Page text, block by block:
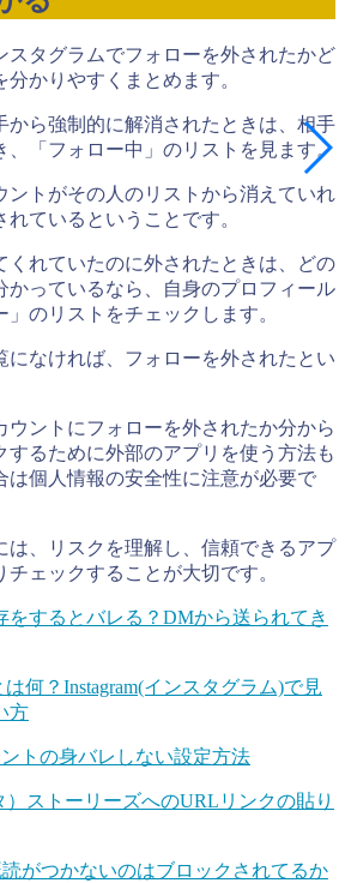
スタグラムでフォローを外されたかど
かりやすくまとめます。
から強制的に解消されたときは、相手
、「フォロー中」のリストを見ます。
ントがその人のリストから消えていれ
ているということです。
くれていたのに外されたときは、どの
かっているなら、自身のプロフィール
のリストをチェックします。
になければ、フォローを外されたとい
ウントにフォローを外されたか分から
するために外部のアプリを使う方法も
は個人情報の安全性に注意が必要で
は、リスクを理解し、信頼できるアプ
ェックすることが大切です。
をするとバレる？DMから送られてき
は何？Instagram(インスタグラム)で見
方
トの身バレしない設定方法
）ストーリーズへのURLリンクの貼り
がつかないのはブロックされてるか